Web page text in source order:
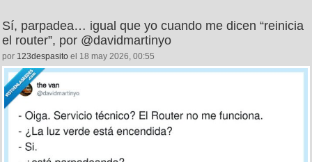
Sí, parpadea… igual que yo cuando me dicen “reinicia
el router”, por @davidmartinyo
por 123despasito el 18 may 2026, 00:55